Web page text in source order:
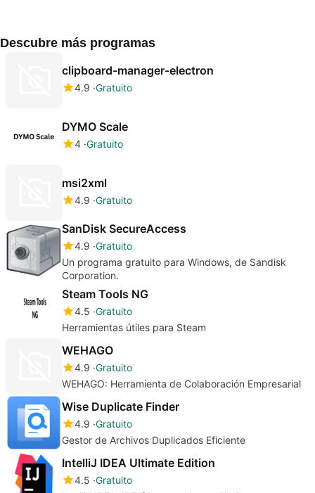
Descubre más programas
clipboard-manager-electron
4.9 Gratuito
DYMO Scale
4 Gratuito
msi2xml
4.9 Gratuito
SanDisk SecureAccess
4.9 Gratuito
Un programa gratuito para Windows, de Sandisk
Corporation.
Steam Tools NG
4.5 Gratuito
Herramientas útiles para Steam
WEHAGO
4.9 Gratuito
WEHAGO: Herramienta de Colaboración Empresarial
Wise Duplicate Finder
4.9 Gratuito
Gestor de Archivos Duplicados Eficiente
IntelliJ IDEA Ultimate Edition
4.5 Gratuito